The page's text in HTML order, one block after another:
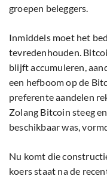
groepen beleggers.
Inmiddels moet het
tevredenhouden.
blijft accumuleren,
een hefboom op de
preferente aandelen
Zolang Bitcoin steeg
beschikbaar was,
Nu komt die
koers staat na de